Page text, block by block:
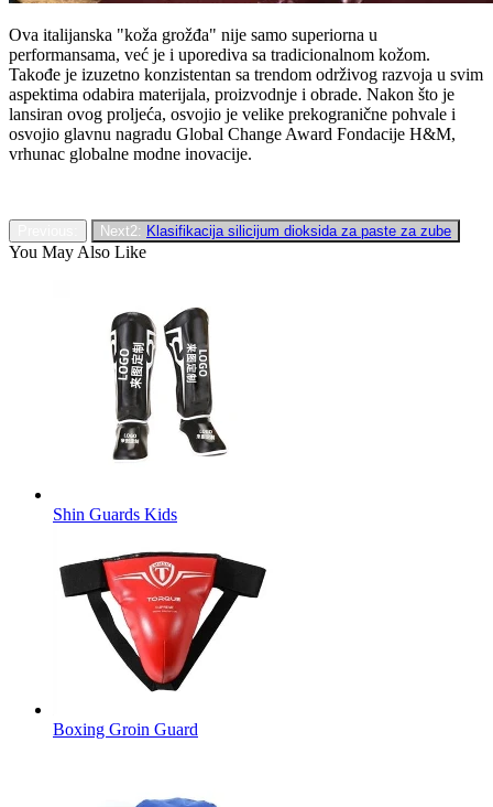
Ova italijanska "koža grožđa" nije samo superiorna u
performansama, već je i uporediva sa tradicionalnom kožom.
Takođe je izuzetno konzistentan sa trendom održivog razvoja u svim
aspektima odabira materijala, proizvodnje i obrade. Nakon što je
lansiran ovog proljeća, osvojio je velike prekogranične pohvale i
osvojio glavnu nagradu Global Change Award Fondacije H&M,
vrhunac globalne modne inovacije.
Next2: Klasifikacija silicijum dioksida za paste za zube
You May Also Like
Shin Guards Kids
Boxing Groin Guard